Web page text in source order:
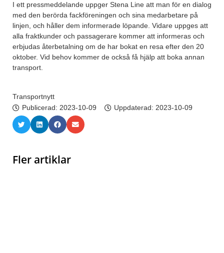
I ett pressmeddelande uppger Stena Line att man för en dialog
med den berörda fackföreningen och sina medarbetare på
linjen, och håller dem informerade löpande. Vidare uppges att
alla fraktkunder och passagerare kommer att informeras och
erbjudas återbetalning om de har bokat en resa efter den 20
oktober. Vid behov kommer de också få hjälp att boka annan
transport.
Transportnytt
Publicerad: 2023-10-09 Uppdaterad: 2023-10-09
Fler artiklar